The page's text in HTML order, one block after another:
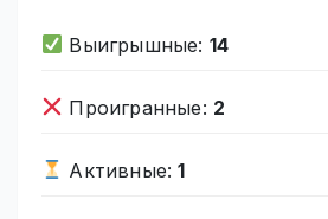
Выигрышные: 14
Проигранные: 2
Активные:1